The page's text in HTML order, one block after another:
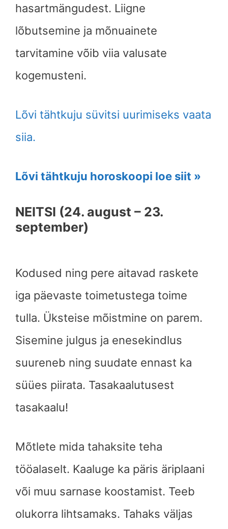
hasartmängudest. Liigne
lõbutsemine ja mõnuainete
tarvitamine võib viia valusate
kogemusteni.
Lõvi tähtkuju süvitsi uurimiseks vaata
siia.
Lõvi tähtkuju horoskoopi loe siit »
NEITSI (24. august – 23.
september)
Kodused ning pere aitavad raskete
iga päevaste toimetustega toime
tulla. Üksteise mõistmine on parem.
Sisemine julgus ja enesekindlus
suureneb ning suudate ennast ka
süües piirata. Tasakaalutusest
tasakaalu!
Mõtlete mida tahaksite teha
tööalaselt. Kaaluge ka päris äriplaani
või muu sarnase koostamist. Teeb
olukorra lihtsamaks. Tahaks väljas